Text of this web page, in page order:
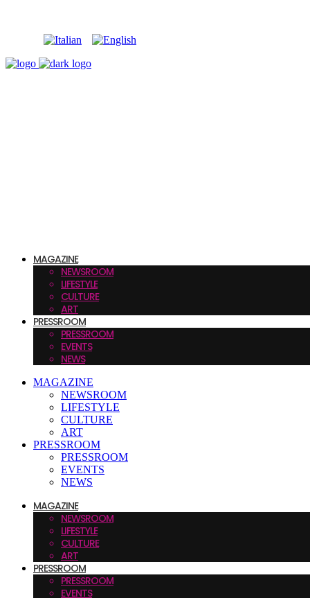
MAGAZINE
NEWSROOM
LIFESTYLE
CULTURE
ART
PRESSROOM
PRESSROOM
EVENTS
NEWS
MAGAZINE
NEWSROOM
LIFESTYLE
CULTURE
ART
PRESSROOM
PRESSROOM
EVENTS
NEWS
MAGAZINE
NEWSROOM
LIFESTYLE
CULTURE
ART
PRESSROOM
PRESSROOM
EVENTS